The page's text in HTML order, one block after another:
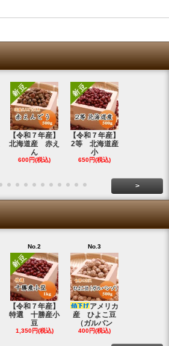
【令和７年産】
北海道産 赤え
ん
600円(税込)
【令和７年産】
2等 北海道産
小
650円(税込)
>
No.2
【令和７年産】
特選 十勝産小
豆
1,350円(税込)
No.3
アメリカ
産 ひよこ豆
（ガルバン
400円(税込)